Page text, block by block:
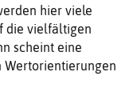
hier viele
die vielfältigen
scheint eine
Wertorientierungen